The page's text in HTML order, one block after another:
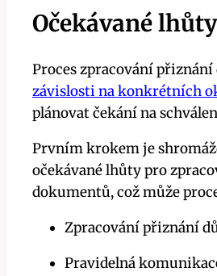
Očekávané
Proces zpracování
závislosti na konkrétních
plánovat čekání na
Prvním krokem je
očekávané lhůty pro
dokumentů, což může
Zpracování přiznání
Pravidelná